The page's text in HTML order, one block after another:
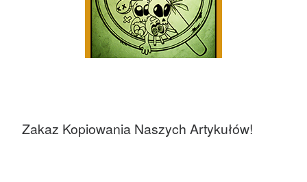
Zakaz Kopiowania Naszych Artykułów!